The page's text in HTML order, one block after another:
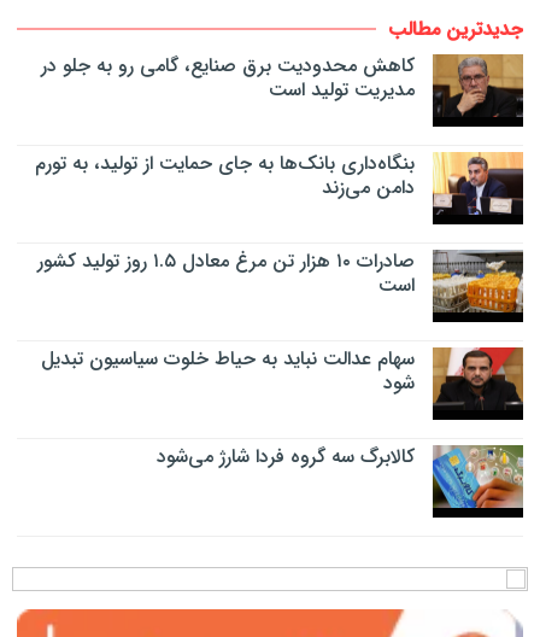
جدیدترین مطالب
کاهش محدودیت برق صنایع، گامی رو به جلو در
مدیریت تولید است
بنگاه‌داری بانک‌ها به جای حمایت از تولید، به تورم
دامن می‌زند
صادرات ۱۰ هزار تن مرغ معادل ۱.۵ روز تولید کشور
است
سهام عدالت نباید به حیاط خلوت سیاسیون تبدیل
شود
کالابرگ سه گروه فردا شارژ می‌شود